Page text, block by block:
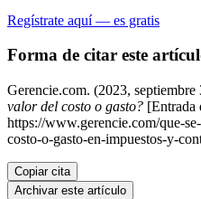
Regístrate aquí — es gratis
Forma de citar este
Gerencie.com. (2023, septiembre
valor del costo o gasto? [Entrada
https://www.gerencie.com/que-
costo-o-gasto-en-impuestos-y-
Copiar cita
Archivar este artículo